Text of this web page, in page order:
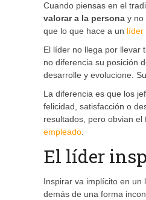
Cuando piensas en el
valorar a la persona y no
que lo que hace a un líder
El líder no llega por llevar
no diferencia su posición
desarrolle y evolucione.
La diferencia es que los
felicidad, satisfacción o
resultados, pero obvian el
empleado.
El líder
Inspirar va implícito en un
demás de una forma